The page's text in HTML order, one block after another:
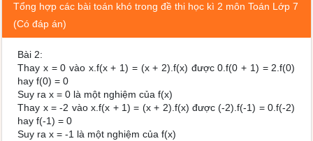
Tổng hợp các bài toán khó trong đề thi học kì 2 môn Toán Lớp 7
(Có đáp án)
Bài 2:
Thay x = 0 vào x.f(x + 1) = (x + 2).f(x) được 0.f(0 + 1) = 2.f(0)
hay f(0) = 0
Suy ra x = 0 là một nghiệm của f(x)
Thay x = -2 vào x.f(x + 1) = (x + 2).f(x) được (-2).f(-1) = 0.f(-2)
hay f(-1) = 0
Suy ra x = -1 là một nghiệm của f(x)